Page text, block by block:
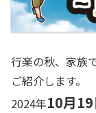
行楽の秋、家族
ご紹介します。
2024年10月